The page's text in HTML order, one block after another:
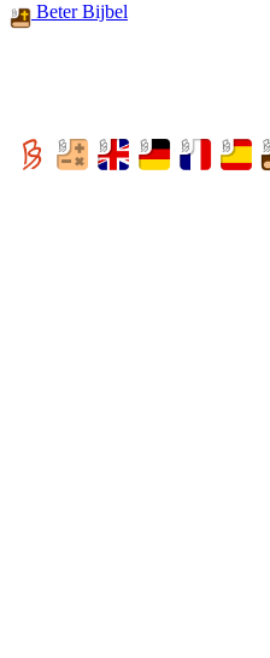
Beter Bijbel